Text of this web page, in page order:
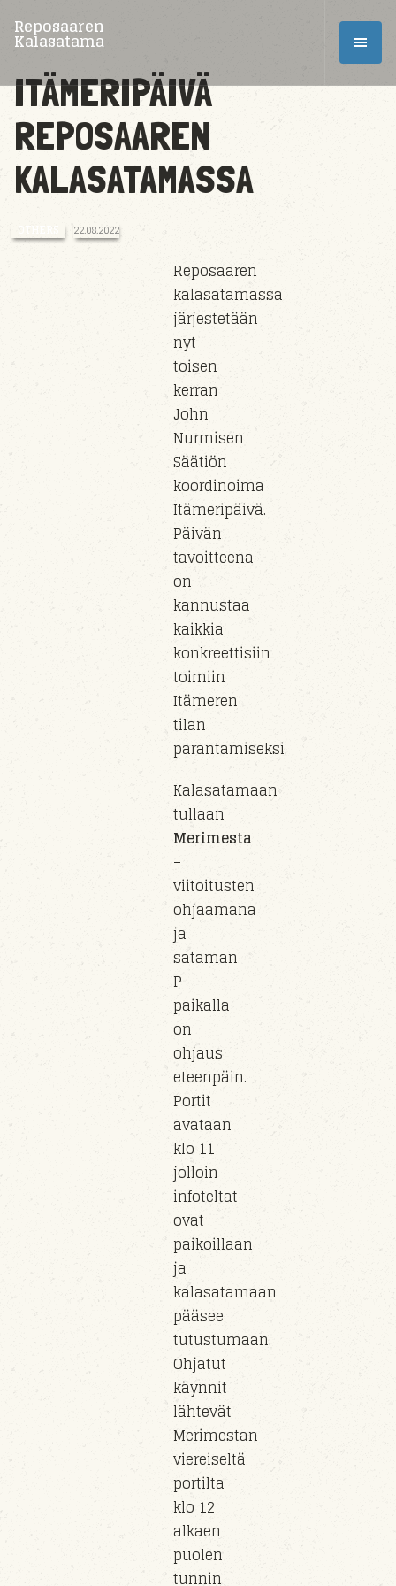
Reposaaren
Kalasatama
ITÄMERIPÄIVÄ
REPOSAAREN
KALASATAMASSA
OTHERS 22.08.2022
Reposaaren
kalasatamassa
järjestetään
nyt
toisen
kerran
John
Nurmisen
Säätiön
koordinoima
Itämeripäivä.
Päivän
tavoitteena
on
kannustaa
kaikkia
konkreettisiin
toimiin
Itämeren
tilan
parantamiseksi.
Kalasatamaan
tullaan
Merimesta
–
viitoitusten
ohjaamana
ja
sataman
P-
paikalla
on
ohjaus
eteenpäin.
Portit
avataan
klo 11
jolloin
infoteltat
ovat
paikoillaan
ja
kalasatamaan
pääsee
tutustumaan.
Ohjatut
käynnit
lähtevät
Merimestan
viereiseltä
portilta
klo 12
alkaen
puolen
tunnin